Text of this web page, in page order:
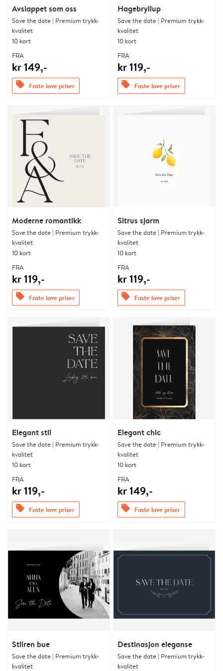
Avslappet som oss
Save the date | Premium trykk-
kvalitet
10 kort
FRA
kr 149,-
offers Faste lave priser
Hagebryllup
Save the date | Premium trykk-
kvalitet
10 kort
FRA
kr 119,-
offers Faste lave priser
Moderne romantikk
Save the date | Premium trykk-
kvalitet
10 kort
FRA
kr 119,-
offers Faste lave priser
Sitrus sjarm
Save the date | Premium trykk-
kvalitet
10 kort
FRA
kr 119,-
offers Faste lave priser
Elegant stil
Save the date | Premium trykk-
kvalitet
10 kort
FRA
kr 119,-
offers Faste lave priser
Elegant chic
Save the date | Premium trykk-
kvalitet
10 kort
FRA
kr 149,-
offers Faste lave priser
Stilren bue
Save the date | Premium trykk-
kvalitet
Destinasjon eleganse
Save the date | Premium trykk-
kvalitet